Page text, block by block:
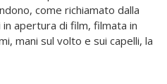
come richiamato dalla
apertura di film, filmata in
mani sul volto e sui capelli, la